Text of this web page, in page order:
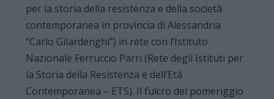
per la storia della resistenza e della società
contemporanea in provincia di Alessandria
“Carlo Gilardenghi”) in rete con l’Istituto
Nazionale Ferruccio Parri (Rete degli Istituti per
la Storia della Resistenza e dell’Età
Contemporanea – ETS). Il fulcro del pomeriggio